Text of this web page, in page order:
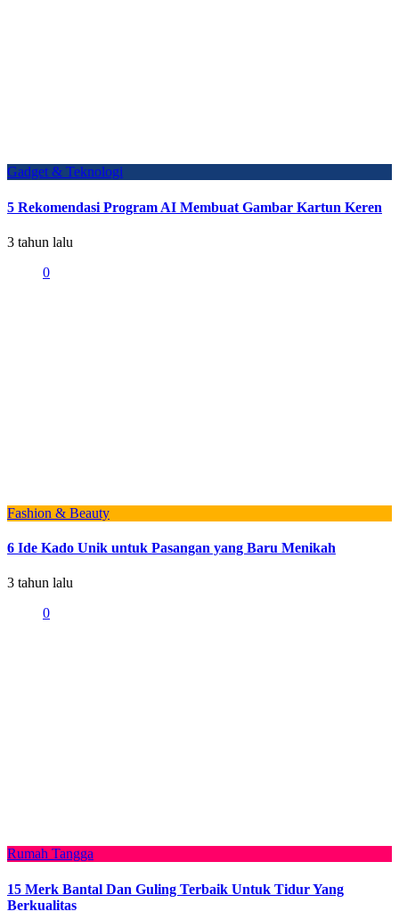
Gadget & Teknologi
5 Rekomendasi Program AI Membuat Gambar Kartun Keren
3 tahun lalu
0
Fashion & Beauty
6 Ide Kado Unik untuk Pasangan yang Baru Menikah
3 tahun lalu
0
Rumah Tangga
15 Merk Bantal Dan Guling Terbaik Untuk Tidur Yang
Berkualitas